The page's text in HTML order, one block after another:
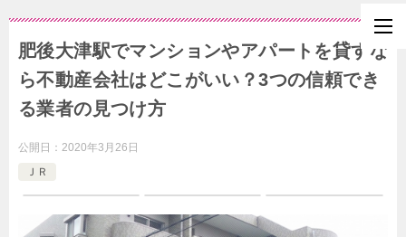
肥後大津駅でマンションやアパートを貸すな
ら不動産会社はどこがいい？3つの信頼でき
る業者の見つけ方
公開日： 2020年3月26日
ＪＲ